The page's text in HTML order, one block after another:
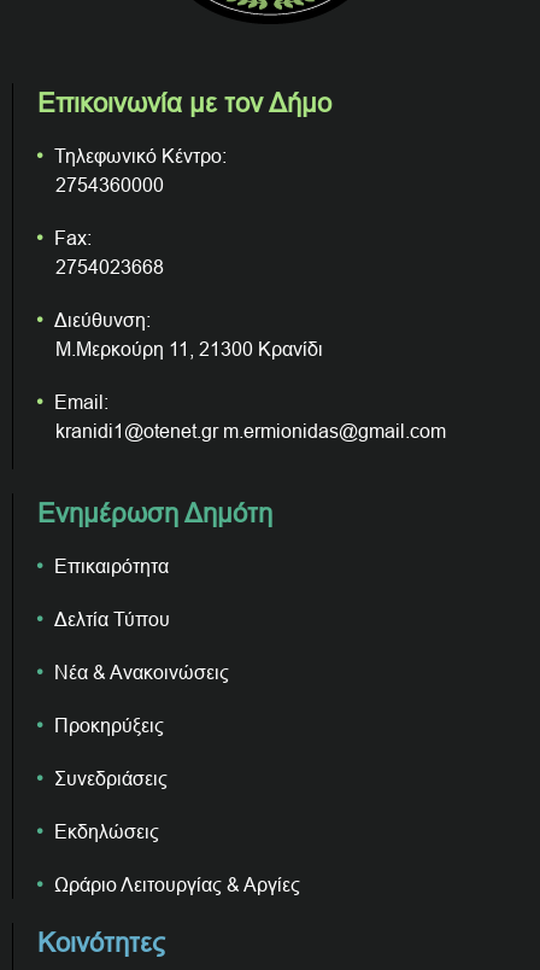
Επικοινωνία με τον Δήμο
Τηλεφωνικό Κέντρο:
2754360000
Fax:
2754023668
Διεύθυνση:
Μ.Μερκούρη 11, 21300 Κρανίδι
Email:
kranidi1@otenet.gr m.ermionidas@gmail.com
Ενημέρωση Δημότη
Επικαιρότητα
Δελτία Τύπου
Νέα & Ανακοινώσεις
Προκηρύξεις
Συνεδριάσεις
Εκδηλώσεις
Ωράριο Λειτουργίας & Αργίες
Κοινότητες